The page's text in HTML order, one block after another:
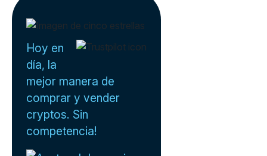
Hoy en
día, la
mejor manera de
comprar y vender
cryptos. Sin
competencia!